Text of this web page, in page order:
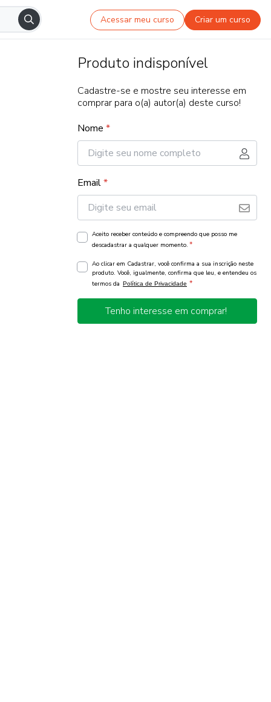
Acessar meu curso Criar um curso
Produto indisponível
Cadastre-se e mostre seu interesse em
comprar para o(a) autor(a) deste curso!
Nome *
Email*
Aceito receber conteúdo e compreendo que posso me
descadastrar a qualquer momento. *
Ao clicar em Cadastrar, você confirma a sua inscrição neste
produto. Você, igualmente, confirma que leu, e entendeu os
termos da Política de Privacidade *
Tenho interesse em comprar!